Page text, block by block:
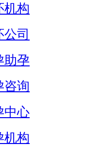
机构
司
助孕
咨询
中心
机构